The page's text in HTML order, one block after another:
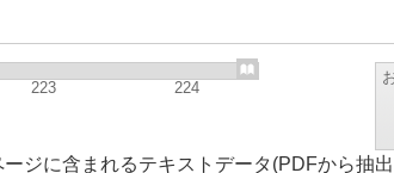
223 224
ージに含まれるテキストデータ(PDFから抽